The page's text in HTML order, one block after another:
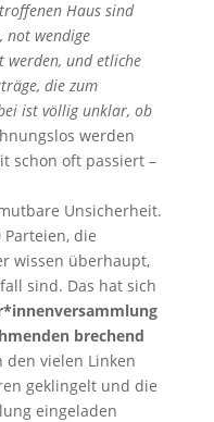
Haus sind
not wendige
werden, und etliche
die zum
ist völlig unklar, ob
werden
schon oft passiert –
Unsicherheit.
die
wissen überhaupt,
sind. Das hat sich
brechend
den vielen Linken
geklingelt und die
eingeladen